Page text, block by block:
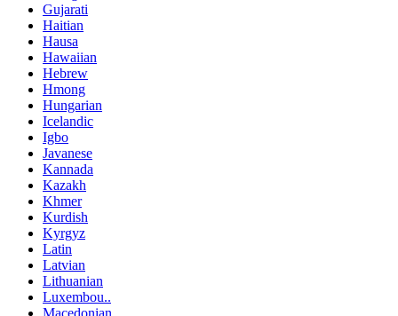
Gujarati
Haitian
Hausa
Hawaiian
Hebrew
Hmong
Hungarian
Icelandic
Igbo
Javanese
Kannada
Kazakh
Khmer
Kurdish
Kyrgyz
Latin
Latvian
Lithuanian
Luxembou..